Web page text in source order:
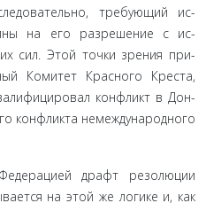
требующий ис­
на его разрешение с ис­
сил. Этой точки зрения при­
Комитет Красного Креста,
конфликт в Дон­
конфликта немеждународно­го
драфт резолю­ции
на этой же логике и, как